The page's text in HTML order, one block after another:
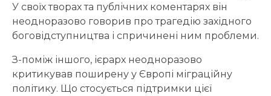
У своїх творах та публічних коментарях він
неодноразово говорив про трагедію західного
боговідступництва і спричинені ним проблеми.
З-поміж іншого, ієрарх неодноразово
критикував поширену у Європі міграційну
політику. Що стосується підтримки цієї